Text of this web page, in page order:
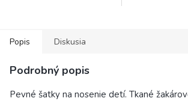
Popis Diskusia
Podrobný popis
Pevné šatky na nosenie detí. Tkané